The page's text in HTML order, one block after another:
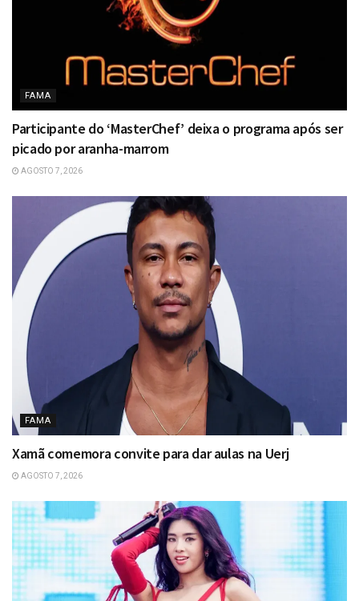
FAMA
Participante do ‘MasterChef’ deixa o programa após ser
picado por aranha-marrom
AGOSTO 7, 2026
FAMA
Xamã comemora convite para dar aulas na Uerj
AGOSTO 7, 2026